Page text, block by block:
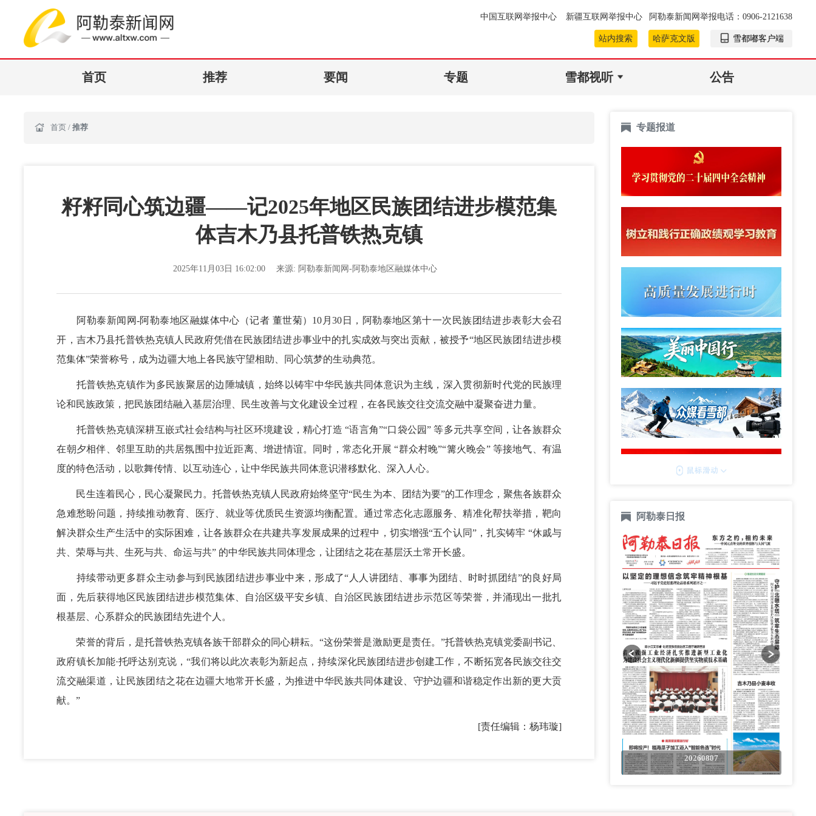
中国互联网举报中心 新疆互联网举报中心 阿勒泰新闻网举报电话：0906-2121638
站内搜索 哈萨克文版 雪都嘟客户端
首页 推荐 要闻 专题 雪都视听 公告
首页 / 推荐
籽籽同心筑边疆——记2025年地区民族团结进步模范集
体吉木乃县托普铁热克镇
2025年11月03日 16:02:00 来源: 阿勒泰新闻网-阿勒泰地区融媒体中心
阿勒泰新闻网-阿勒泰地区融媒体中心 （记者 董世菊） 10月30日，阿勒泰地区第十一次民族团结进步表彰大会召
开，吉木乃县托普铁热克镇人民政府凭借在民族团结进步事业中的扎实成效与突出贡献，被授予“地区民族团结进步模
范集体”荣誉称号，成为边疆大地上各民族守望相助、同心筑梦的生动典范。
托普铁热克镇作为多民族聚居的边陲城镇，始终以铸牢中华民族共同体意识为主线，深入贯彻新时代党的民族理
论和民族政策，把民族团结融入基层治理、民生改善与文化建设全过程，在各民族交往交流交融中凝聚奋进力量。
托普铁热克镇深耕互嵌式社会结构与社区环境建设，精心打造 “语言角”“口袋公园” 等多元共享空间，让各族群众
在朝夕相伴、邻里互助的共居氛围中拉近距离、增进情谊。同时，常态化开展 “群众村晚”“篝火晚会” 等接地气、有温
度的特色活动，以歌舞传情、以互动连心，让中华民族共同体意识潜移默化、深入人心。
民生连着民心，民心凝聚民力。托普铁热克镇人民政府始终坚守“民生为本、团结为要”的工作理念，聚焦各族群众
急难愁盼问题，持续推动教育、医疗、就业等优质民生资源均衡配置。通过常态化志愿服务、精准化帮扶举措，靶向
解决群众生产生活中的实际困难，让各族群众在共建共享发展成果的过程中，切实增强“五个认同”，扎实铸牢 “休戚与
共、荣辱与共、生死与共、命运与共” 的中华民族共同体理念，让团结之花在基层沃土常开长盛。
持续带动更多群众主动参与到民族团结进步事业中来，形成了“人人讲团结、事事为团结、时时抓团结”的良好局
面，先后获得地区民族团结进步模范集体、自治区级平安乡镇、自治区民族团结进步示范区等荣誉，并涌现出一批扎
根基层、心系群众的民族团结先进个人。
荣誉的背后，是托普铁热克镇各族干部群众的同心耕耘。“这份荣誉是激励更是责任。”托普铁热克镇党委副书记、
政府镇长加能·托呼达别克说，“我们将以此次表彰为新起点，持续深化民族团结进步创建工作，不断拓宽各民族交往交
流交融渠道，让民族团结之花在边疆大地常开长盛，为推进中华民族共同体建设、守护边疆和谐稳定作出新的更大贡
献。”
[责任编辑：杨玮璇]
专题报道
阿勒泰日报
20260807